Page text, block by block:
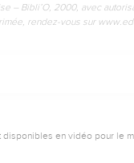
– Bibli’O, 2000, avec
rendez-vous sur
en vidéo pour le